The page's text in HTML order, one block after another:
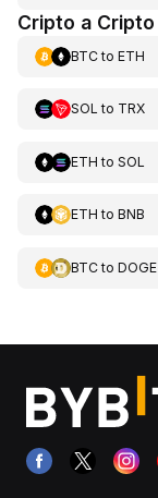
Cripto a Cripto
BTCto ETH
SOL to TRX
ETH to SOL
ETH to BNB
BTCto DOGE